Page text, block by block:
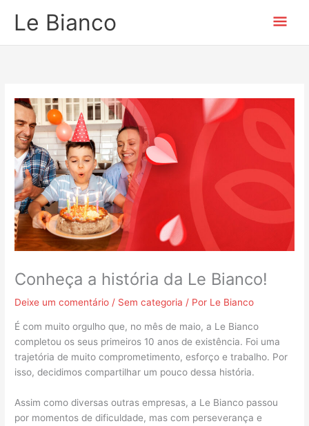
Le Bianco
Conheça a história da Le Bianco!
Deixe um comentário / Sem categoria / Por Le Bianco
É com muito orgulho que, no mês de maio, a Le Bianco
completou os seus primeiros 10 anos de existência. Foi uma
trajetória de muito comprometimento, esforço e trabalho. Por
isso, decidimos compartilhar um pouco dessa história.
Assim como diversas outras empresas, a Le Bianco passou
por momentos de dificuldade, mas com perseverança e